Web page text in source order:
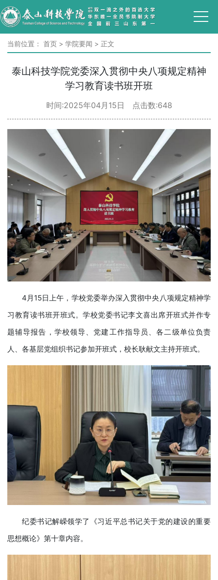
当前位置： 首页 > 学院要闻 > 正文
泰山科技学院党委深入贯彻中央八项规定精神
学习教育读书班开班
时间:2025年04月15日 点击数:648
4月15日上午，学校党委举办深入贯彻中央八项规定精神学
习教育读书班开班式。学校党委书记李文喜出席开班式并作专
题辅导报告，学校领导、党建工作指导员、各二级单位负责
人、各基层党组织书记参加开班式，校长耿献文主持开班式。
纪委书记解嵘领学了《习近平总书记关于党的建设的重要
思想概论》第十章内容。